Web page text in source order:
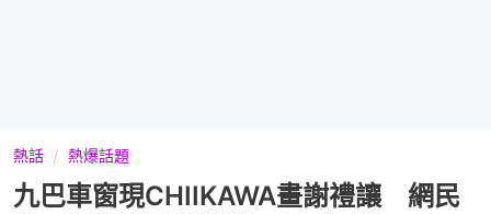
熱話 熱爆話題
九巴車窗現CHIIKAWA畫謝禮讓 網民